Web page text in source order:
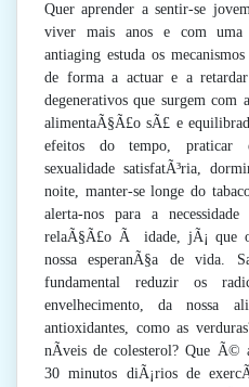
Quer aprender a sentir-se
viver mais anos e com uma
antiaging estuda os
de forma a actuar e a retardar
degenerativos que surgem
alimentaÃ§Ã£o sÃ£ e
efeitos do tempo, praticar
sexualidade satisfatÃ³ria,
noite, manter-se longe do
alerta-nos para a
relaÃ§Ã£o Ã idade, jÃ¡ que
nossa esperanÃ§a de vida.
fundamental reduzir os
envelhecimento, da nossa
antioxidantes, como as
nÃ­veis de colesterol? Que Ã©
30 minutos diÃ¡rios de